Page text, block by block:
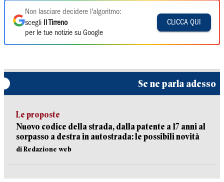
Non lasciare decidere l'algoritmo:
scegli
Il Tirreno
per le tue notizie su Google
CLICCA QUI
Se ne parla adesso
Le proposte
Nuovo codice della strada, dalla patente a 17 anni al
sorpasso a destra in autostrada: le possibili novità
di Redazione web